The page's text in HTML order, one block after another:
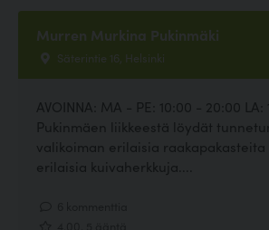
Murren Murkina Pukinmäki
Säterintie 16, Helsinki
AVOINNA: MA - PE: 10:00 - 20:00 LA:
Pukinmäen liikkeestä löydät
valikoiman erilaisia raakapakasteita
erilaisia kuivaherkkuja....